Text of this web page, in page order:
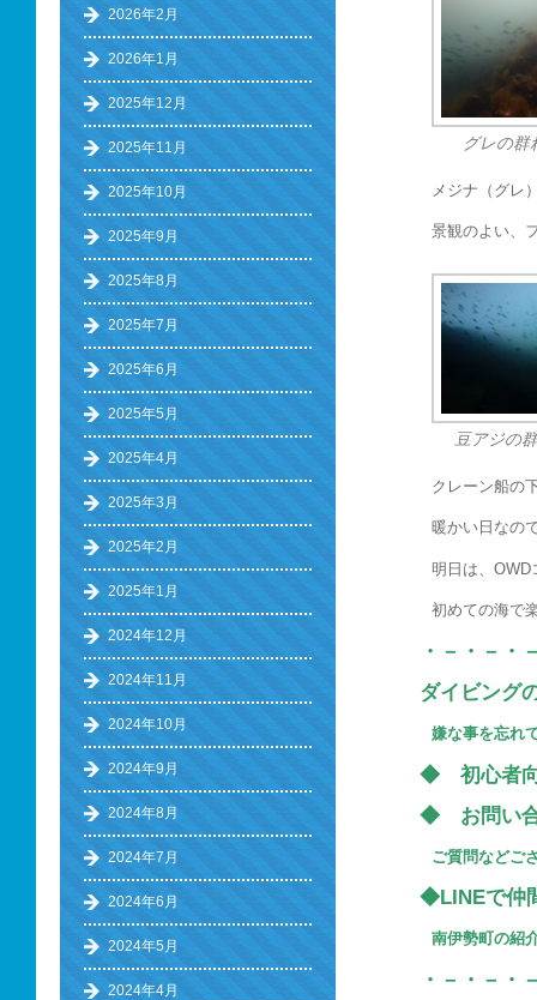
グレの群
メジナ（グレ
景観のよい、
豆アジの
クレーン船の
暖かい日なの
明日は、OWD
初めての海で
・－・－・
ダイビング
嫌な事を忘れ
◆ 初心
◆ お問い
ご質問などご
◆LINEで
南伊勢町
・－・－・
2026年2月
2026年1月
2025年12月
2025年11月
2025年10月
2025年9月
2025年8月
2025年7月
2025年6月
2025年5月
2025年4月
2025年3月
2025年2月
2025年1月
2024年12月
2024年11月
2024年10月
2024年9月
2024年8月
2024年7月
2024年6月
2024年5月
2024年4月